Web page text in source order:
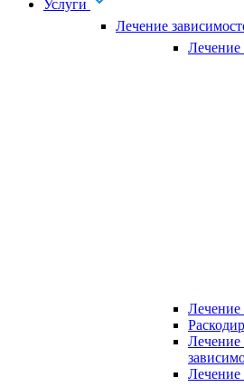
Услуги
Лечение
Лечение
Лечение
Лечение